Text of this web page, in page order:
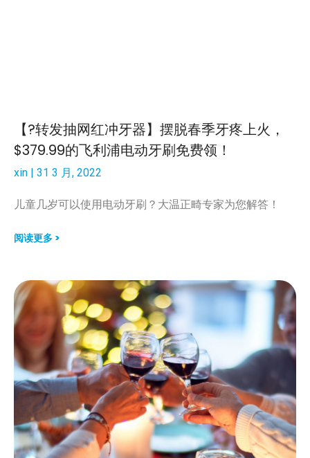
【?转发抽网红冲牙器】摆脱春季牙疼上火，
$379.99的飞利浦电动牙刷免费领！
xin 31 3 月, 2022
儿童几岁可以使用电动牙刷？大温正畸专家为您解答！
阅读更多 >